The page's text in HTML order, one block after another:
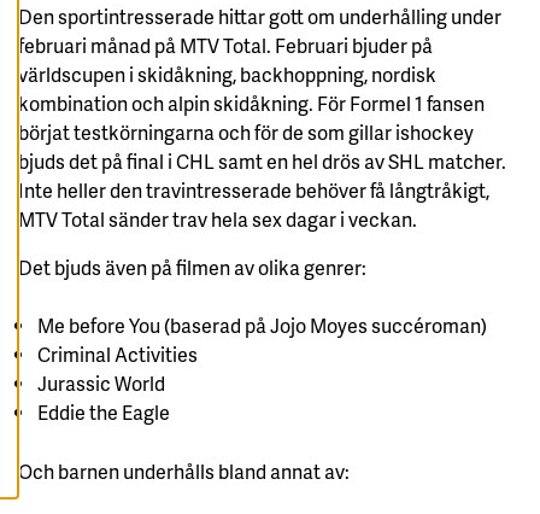
A
A
L
L
A
A
C
C
E
P
T
E
A
C
O
Den sportintresserade hittar gott om underhålling under
februari månad på MTV Total. Februari bjuder på
världscupen i skidåkning, backhoppning, nordisk
kombination och alpin skidåkning. För Formel 1 fansen
börjat testkörningarna och för de som gillar ishockey
bjuds det på final i CHL samt en hel drös av SHL matcher.
Inte heller den travintresserade behöver få långtråkigt,
MTV Total sänder trav hela sex dagar i veckan.
Det bjuds även på filmen av olika genrer:
Me before You (baserad på Jojo Moyes succéroman)
Criminal Activities
Jurassic World
Eddie the Eagle
Och barnen underhålls bland annat av: